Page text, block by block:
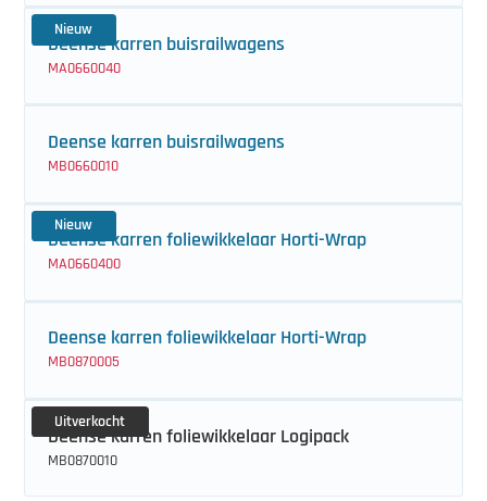
Nieuw
Deense karren buisrailwagens
MA0660040
Deense karren buisrailwagens
MB0660010
Nieuw
Deense karren foliewikkelaar Horti-Wrap
MA0660400
Deense karren foliewikkelaar Horti-Wrap
MB0870005
Uitverkocht
Deense karren foliewikkelaar Logipack
MB0870010